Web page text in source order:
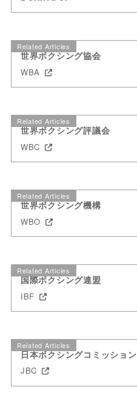
Related Articles
世界ボクシング協会
WBA
Related Articles
世界ボクシング評議会
WBC
Related Articles
世界ボクシング機構
WBO
Related Articles
国際ボクシング連盟
IBF
Related Articles
日本ボクシングコミッション
JBC